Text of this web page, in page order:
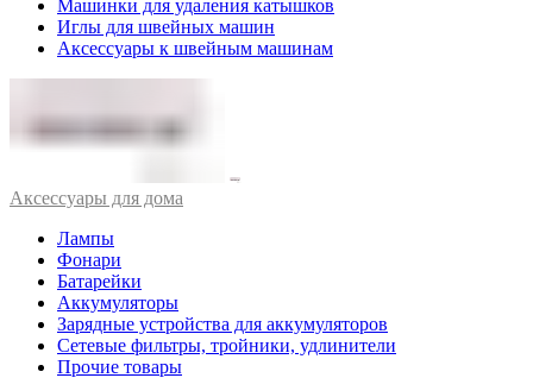
Машинки для удаления катышков
Иглы для швейных машин
Аксессуары к швейным машинам
Аксессуары для дома
Лампы
Фонари
Батарейки
Аккумуляторы
Зарядные устройства для аккумуляторов
Сетевые фильтры, тройники, удлинители
Прочие товары